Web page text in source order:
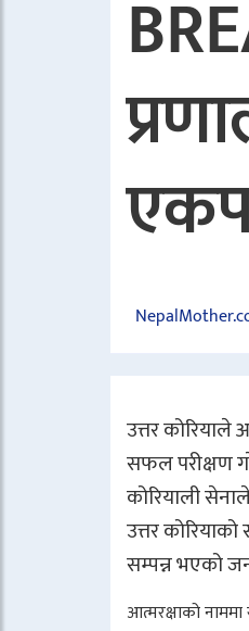
उत्तर कोरियाले
सफल परीक्षण
कोरियाली
उत्तर
सम्पन्न भएको
आत्मरक्षाको